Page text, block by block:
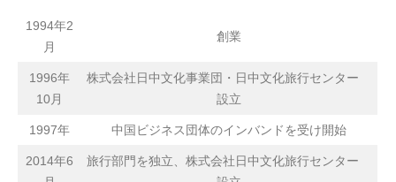
1994年2
月
創業
1996年
10月
株式会社日中文化事業団・日中文化旅行センター
設立
1997年 中国ビジネス団体のインバンドを受け開始
2014年6
旅行部門を独立、株式会社日中文化旅行センター